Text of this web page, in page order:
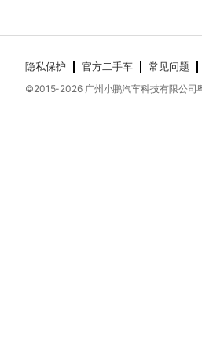
隐私保护 官方二手车 常见问题
©2015-2026广州小鹏汽车科技有限公司